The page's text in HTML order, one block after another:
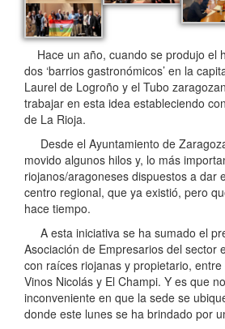
Hace un año, cuando se produjo el
dos ‘barrios gastronómicos’ en la
Laurel de Logroño y el Tubo
trabajar en esta idea estableciendo
de La Rioja.
Desde el Ayuntamiento de
movido algunos hilos y, lo más
riojanos/aragoneses dispuestos a dar
centro regional, que ya existió, pero
hace tiempo.
A esta iniciativa se ha sumado el
Asociación de Empresarios del sector
con raíces riojanas y propietario,
Vinos Nicolás y El Champi. Y es que
inconveniente en que la sede se
donde este lunes se ha brindado por